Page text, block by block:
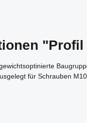
"Profil
für Schrauben